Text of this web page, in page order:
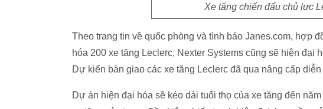
Xe tăng chiến đẩu chủ lực
Theo trang tin về quốc phòng và tình báo Janes.com, hợp
hóa 200 xe tăng Leclerc, Nexter Systems cũng sẽ hiện
Dự kiến bàn giao các xe tăng Leclerc đã qua nâng cấp
Dự án hiện đại hóa sẽ kéo dài tuổi thọ của xe tăng đến